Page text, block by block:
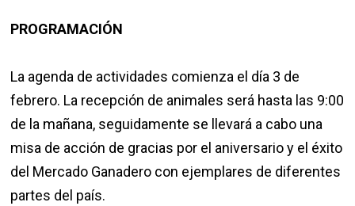
PROGRAMACIÓN
La agenda de actividades comienza el día 3 de
febrero. La recepción de animales será hasta las 9:00
de la mañana, seguidamente se llevará a cabo una
misa de acción de gracias por el aniversario y el éxito
del Mercado Ganadero con ejemplares de diferentes
partes del país.